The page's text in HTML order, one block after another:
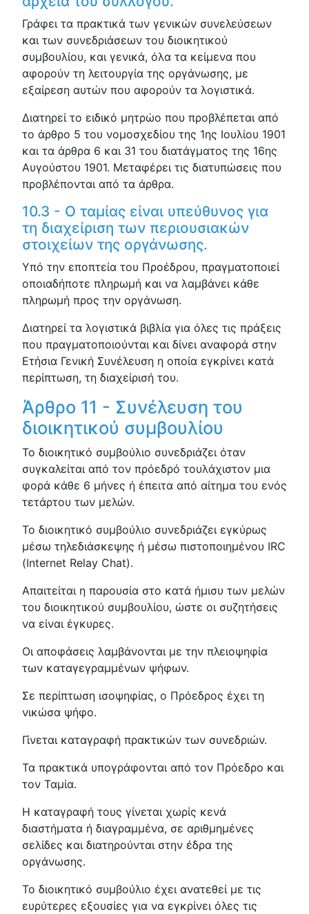
Γράφει τα πρακτικά των γενικών συνελεύσεων
και των συνεδριάσεων του διοικητικού
συμβουλίου, και γενικά, όλα τα κείμενα που
αφορούν τη λειτουργία της οργάνωσης, με
εξαίρεση αυτών που αφορούν τα λογιστικά.
Διατηρεί το ειδικό μητρώο που προβλέπεται από
το άρθρο 5 του νομοσχεδίου της 1ης Ιουλίου 1901
και τα άρθρα 6 και 31 του διατάγματος της 16ης
Αυγούστου 1901. Μεταφέρει τις διατυπώσεις που
προβλέπονται από τα άρθρα.
10.3 - Ο ταμίας είναι υπεύθυνος για
τη διαχείριση των περιουσιακών
στοιχείων της οργάνωσης.
Υπό την εποπτεία του Προέδρου, πραγματοποιεί
οποιαδήποτε πληρωμή και να λαμβάνει κάθε
πληρωμή προς την οργάνωση.
Διατηρεί τα λογιστικά βιβλία για όλες τις πράξεις
που πραγματοποιούνται και δίνει αναφορά στην
Ετήσια Γενική Συνέλευση η οποία εγκρίνει κατά
περίπτωση, τη διαχείρισή του.
Άρθρο 11 - Συνέλευση του
διοικητικού συμβουλίου
Το διοικητικό συμβούλιο συνεδριάζει όταν
συγκαλείται από τον πρόεδρό τουλάχιστον μια
φορά κάθε 6 μήνες ή έπειτα από αίτημα του ενός
τετάρτου των μελών.
Το διοικητικό συμβούλιο συνεδριάζει εγκύρως
μέσω τηλεδιάσκεψης ή μέσω πιστοποιημένου IRC
(Internet Relay Chat).
Απαιτείται η παρουσία στο κατά ήμισυ των μελών
του διοικητικού συμβουλίου, ώστε οι συζητήσεις
να είναι έγκυρες.
Οι αποφάσεις λαμβάνονται με την πλειοψηφία
των καταγεγραμμένων ψήφων.
Σε περίπτωση ισοψηφίας, ο Πρόεδρος έχει τη
νικώσα ψήφο.
Γίνεται καταγραφή πρακτικών των συνεδριών.
Τα πρακτικά υπογράφονται από τον Πρόεδρο και
τον Ταμία.
Η καταγραφή τους γίνεται χωρίς κενά
διαστήματα ή διαγραμμένα, σε αριθμημένες
σελίδες και διατηρούνται στην έδρα της
οργάνωσης.
Το διοικητικό συμβούλιο έχει ανατεθεί με τις
ευρύτερες εξουσίες για να εγκρίνει όλες τις